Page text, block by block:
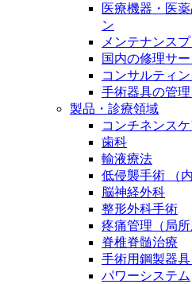
製品ポートフォリオ​
こちらの製品ポートフォ
ただくことができます。
身体の中で最も大きい関
を支える、その機能や特
には、どのような治療の
ビー・ブラウンエースク
けませんか？現在募集中
ニューススペース
医療機器・医
ン
メンテナンス
国内の修理サ
コンサルティ
手術器具の管
製品・診療領域
コンチネンス
歯科
輸液療法
低侵襲手術 （
脳神経外科
整形外科手術
疼痛管理（局所
脊椎脊髄治療
手術用鋼製器
パワーシステム